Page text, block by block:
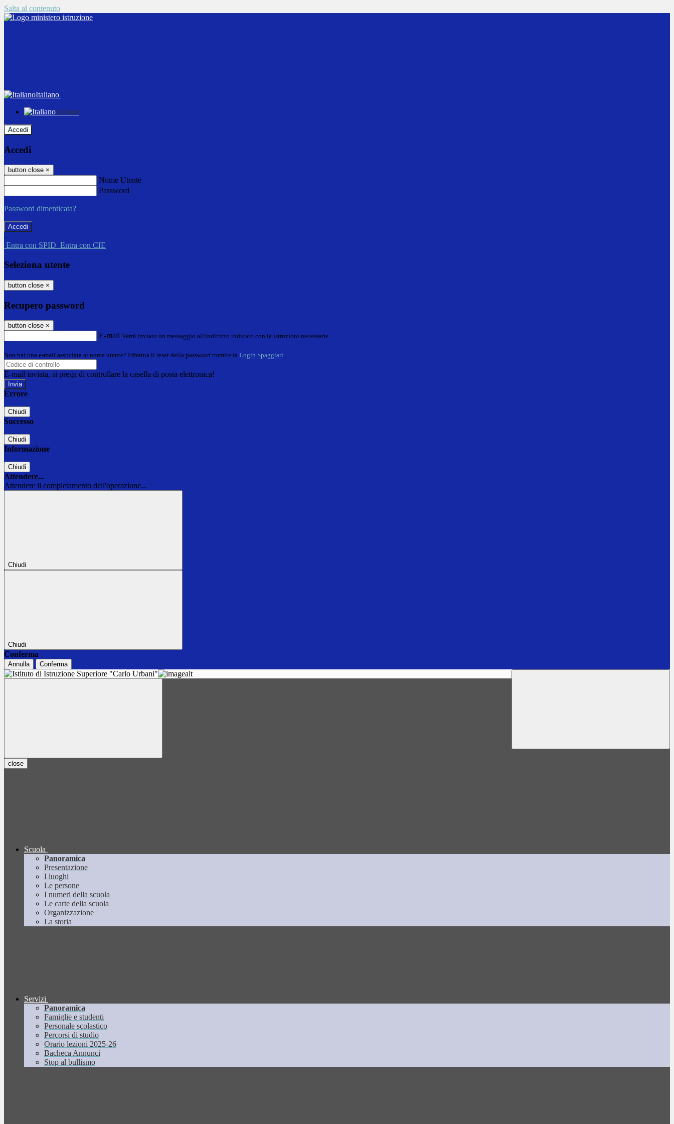
Salta al contenuto
Italiano
Italiano
Accedi
Accedi
button close ×
Nome Utente
Password
Password dimenticata?
-
Entra con SPID Entra con CIE
Seleziona utente
button close ×
Recupero password
button close ×
E-mail Verrà inviato un messaggio all'indirizzo indicato con le istruzioni necessarie.
Non hai una e-mail associata al nome utente? Effettua il reset della password tramite la Login Spaggiari
E-mail inviata, si prega di controllare la casella di posta elettronica!
Errore
Chiudi
Successo
Chiudi
Informazione
Chiudi
Attendere...
Attendere il completamento dell'operazione...
Chiudi
Chiudi
Conferma
Annulla Conferma
close
Scuola
Panoramica
Presentazione
I luoghi
Le persone
I numeri della scuola
Le carte della scuola
Organizzazione
La storia
Servizi
Panoramica
Famiglie e studenti
Personale scolastico
Percorsi di studio
Orario lezioni 2025-26
Bacheca Annunci
Stop al bullismo